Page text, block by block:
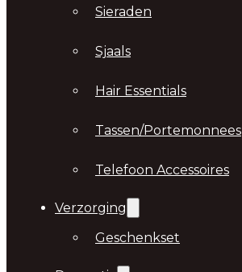
Sieraden
Sjaals
Hair Essentials
Tassen/Portemonnees
Telefoon Accessoires
Verzorging
Geschenkset